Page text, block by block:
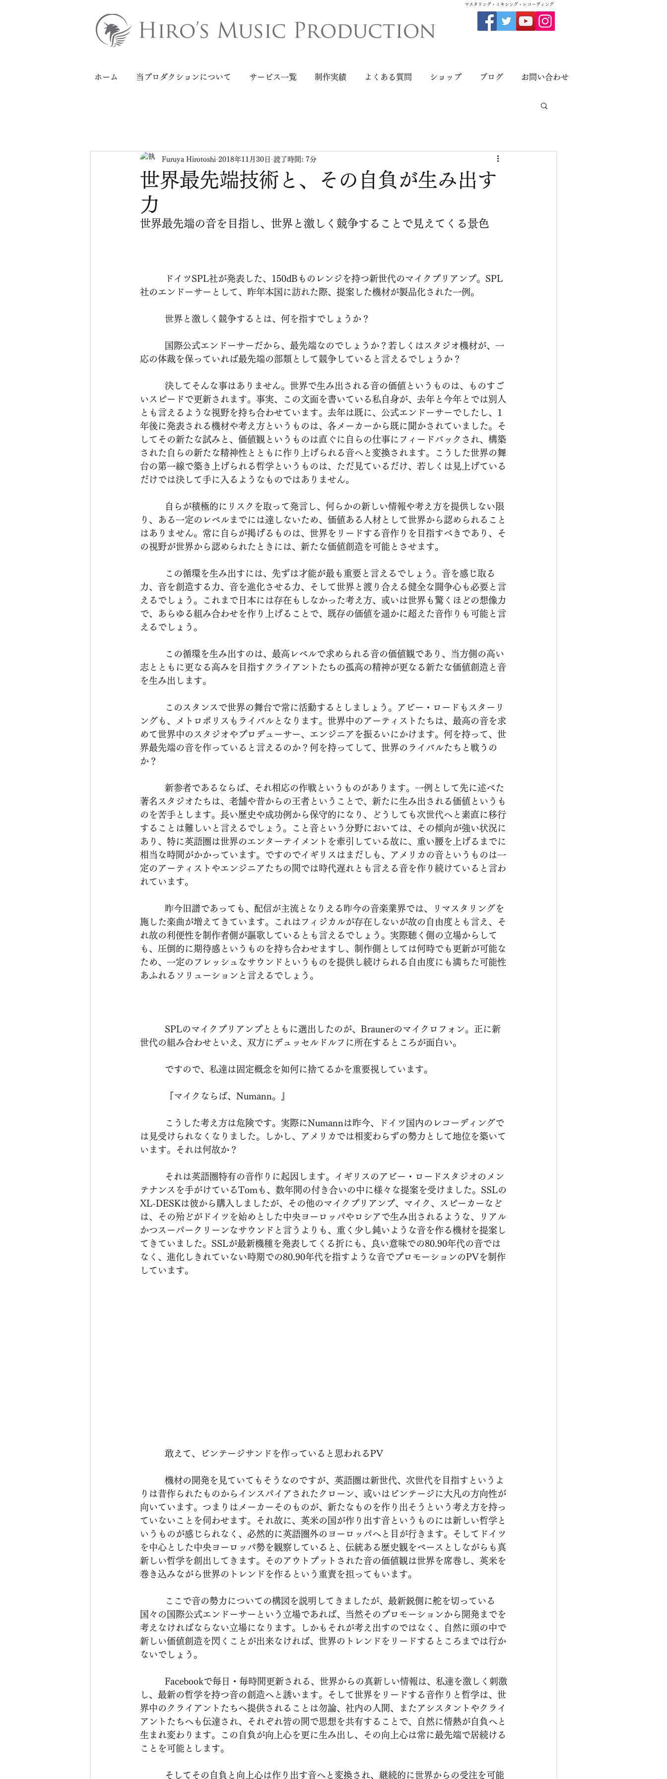
​マスタリング・ミキシング・レコーディング
ホーム 当プロダクションについて サービス一覧 制作実績 よくある質問 ショップ ブログ お問い合わせ
世界最先端技術と、その自負が生み出す
力
Furuya Hirotoshi 2018年11月30日 読了時間: 7分
世界最先端の音を目指し、世界と激しく競争することで見えてくる景色
社のエンドーサーとして、昨年本国に訪れた際、提案した機材が製品化された一例。
          世界と激しく競争するとは、何を指すでしょうか？
応の体裁を保っていれば最先端の部類として競争していると言えるでしょうか？
いスピードで更新されます。事実、この文面を書いている私自身が、去年と今年とでは別人
とも言えるような視野を持ち合わせています。去年は既に、公式エンドーサーでしたし、1
年後に発表される機材や考え方というものは、各メーカーから既に聞かされていました。そ
してその新たな試みと、価値観というものは直ぐに自らの仕事にフィードバックされ、構築
された自らの新たな精神性とともに作り上げられる音へと変換されます。こうした世界の舞
台の第一線で築き上げられる哲学というものは、ただ見ているだけ、若しくは見上げている
だけでは決して手に入るようなものではありません。
り、ある一定のレベルまでには達しないため、価値ある人材として世界から認められること
はありません。常に自らが掲げるものは、世界をリードする音作りを目指すべきであり、そ
の視野が世界から認められたときには、新たな価値創造を可能とさせます。
力、音を創造する力、音を進化させる力、そして世界と渡り合える健全な闘争心も必要と言
えるでしょう。これまで日本には存在もしなかった考え方、或いは世界も驚くほどの想像力
で、あらゆる組み合わせを作り上げることで、既存の価値を遥かに超えた音作りも可能と言
えるでしょう。
志とともに更なる高みを目指すクライアントたちの孤高の精神が更なる新たな価値創造と音
を生み出します。
ングも、メトロポリスもライバルとなります。世界中のアーティストたちは、最高の音を求
めて世界中のスタジオやプロデューサー、エンジニアを振るいにかけます。何を持って、世
界最先端の音を作っていると言えるのか？何を持ってして、世界のライバルたちと戦うの
か？
著名スタジオたちは、老舗や昔からの王者ということで、新たに生み出される価値というも
のを苦手とします。長い歴史や成功例から保守的になり、どうしても次世代へと素直に移行
することは難しいと言えるでしょう。こと音という分野においては、その傾向が強い状況に
あり、特に英語圏は世界のエンターテイメントを牽引している故に、重い腰を上げるまでに
相当な時間がかかっています。ですのでイギリスはまだしも、アメリカの音というものは一
定のアーティストやエンジニアたちの間では時代遅れとも言える音を作り続けていると言わ
れています。
施した楽曲が増えてきています。これはフィジカルが存在しないが故の自由度とも言え、そ
れ故の利便性を制作者側が謳歌しているとも言えるでしょう。実際聴く側の立場からして
も、圧倒的に期待感というものを持ち合わせますし、制作側としては何時でも更新が可能な
ため、一定のフレッシュなサウンドというものを提供し続けられる自由度にも満ちた可能性
あふれるソリューションと言えるでしょう。
世代の組み合わせといえ、双方にデュッセルドルフに所在するところが面白い。
          ですので、私達は固定概念を如何に捨てるかを重要視しています。
          『マイクならば、Numann。』
は見受けられなくなりました。しかし、アメリカでは相変わらずの勢力として地位を築いて
います。それは何故か？
テナンスを手がけているTomも、数年間の付き合いの中に様々な提案を受けました。SSLの
XL-DESKは彼から購入しましたが、その他のマイクプリアンプ、マイク、スピーカーなど
は、その殆どがドイツを始めとした中央ヨーロッパやロシアで生み出されるような、リアル
かつスーパークリーンなサウンドと言うよりも、重く少し鈍いような音を作る機材を提案し
てきていました。SSLが最新機種を発表してくる折にも、良い意味での80.90年代の音では
なく、進化しきれていない時期での80.90年代を指すような音でプロモーションのPVを制作
しています。
          敢えて、ビンテージサンドを作っていると思われるPV
りは昔作られたものからインスパイアされたクローン、或いはビンテージに大凡の方向性が
向いています。つまりはメーカーそのものが、新たなものを作り出そうという考え方を持っ
ていないことを伺わせます。それ故に、英米の国が作り出す音というものには新しい哲学と
いうものが感じられなく、必然的に英語圏外のヨーロッパへと目が行きます。そしてドイツ
を中心とした中央ヨーロッパ勢を観察していると、伝統ある歴史観をベースとしながらも真
新しい哲学を創出してきます。そのアウトプットされた音の価値観は世界を席巻し、英米を
巻き込みながら世界のトレンドを作るという重責を担ってもいます。
国々の国際公式エンドーサーという立場であれば、当然そのプロモーションから開発までを
考えなければならない立場になります。しかもそれが考え出すのではなく、自然に頭の中で
新しい価値創造を閃くことが出来なければ、世界のトレンドをリードするところまでは行か
ないでしょう。
し、最新の哲学を持つ音の創造へと誘います。そして世界をリードする音作りと哲学は、世
界中のクライアントたちへ提供されることは勿論、社内の人間、またアシスタントやクライ
アントたちへも伝達され、それぞれ皆の間で思想を共有することで、自然に情熱が自負へと
生まれ変わります。この自負が向上心を更に生み出し、その向上心は常に最先端で居続ける
ことを可能とします。